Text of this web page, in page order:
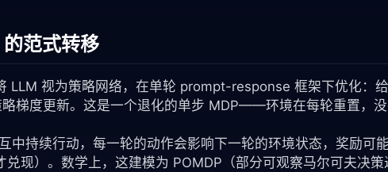
范式转移
LLM 视为策略网络，在单轮 prompt-response 框架下优化：
梯度更新。这是一个退化的单步 MDP——环境在每轮重置，
中持续行动，每一轮的动作会影响下一轮的环境状态，奖励可
现）。数学上，这建模为 POMDP（部分可观察马尔可夫决